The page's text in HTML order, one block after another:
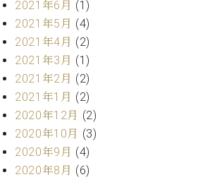
シ
ュ
タ
イ
ン
レ
デ
ン
ス
ア
状況
画
収
録
サ
ー
ス
音
楽
2021年6月 (1)
2021年5月 (4)
2021年4月 (2)
2021年3月 (1)
2021年2月 (2)
2021年1月 (2)
2020年12月 (2)
2020年10月 (3)
2020年9月 (4)
2020年8月 (6)